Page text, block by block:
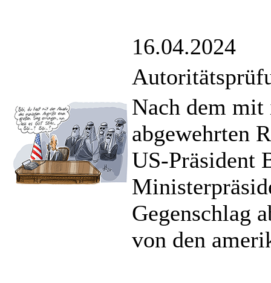
16.04.2024
Nach dem
abgewehrten
US-Präsident
Gegenschlag
von den